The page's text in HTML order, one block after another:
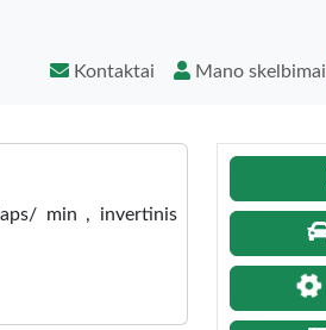
Kontaktai Mano skelbimai
min , invertinis